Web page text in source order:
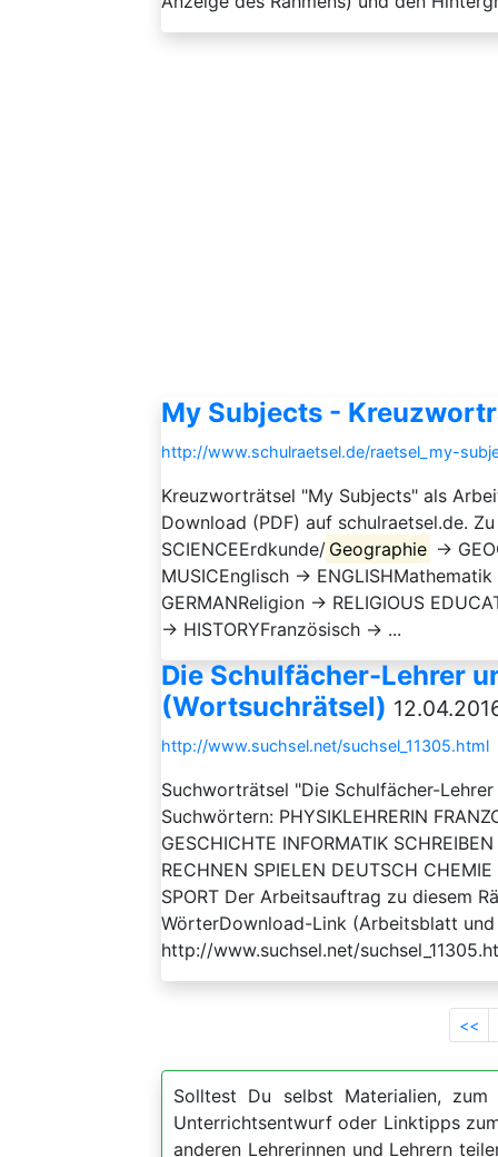
My Subjects -
http://www.schulraetsel.de/raetsel_my-
Kreuzworträtsel "My Subjects" als
Download (PDF) auf schulraetsel.de.
SCIENCEErdkunde/ Geographie →
MUSICEnglisch →
GERMANReligion → RELIGIOUS
→ HISTORYFranzösisch → ...
Die Schulfächer-Lehrer
(Wortsuchrätsel)
http://www.suchsel.net/suchsel_11305.html
Suchworträtsel "Die Schulfächer-
Suchwörtern: PHYSIKLEHRERIN
GESCHICHTE INFORMATIK
RECHNEN SPIELEN DEUTSCH
SPORT Der Arbeitsauftrag zu diesem
WörterDownload-Link (Arbeitsblatt
http://www.suchsel.net/
<<
Solltest Du selbst Materialien,
Unterrichtsentwurf oder Linktipps
anderen Lehrerinnen und Lehrern